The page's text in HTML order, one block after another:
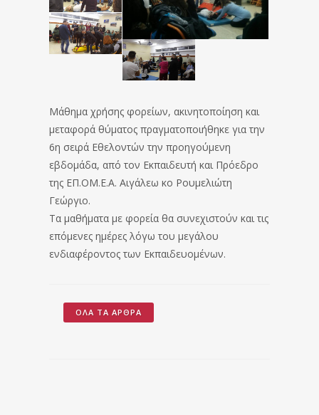
Μάθημα χρήσης φορείων, ακινητοποίηση και
μεταφορά θύματος πραγματοποιήθηκε για την
6η σειρά Εθελοντών την προηγούμενη
εβδομάδα, από τον Εκπαιδευτή και Πρόεδρο
της ΕΠ.ΟΜ.Ε.Α. Αιγάλεω κο Ρουμελιώτη
Γεώργιο.
Τα μαθήματα με φορεία θα συνεχιστούν και τις
επόμενες ημέρες λόγω του μεγάλου
ενδιαφέροντος των Εκπαιδευομένων.
ΌΛΑ ΤΑ ΆΡΘΡΑ